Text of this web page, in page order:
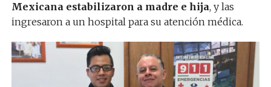
Mexicana estabilizaron a madre e hija, y las
ingresaron a un hospital para su atención médica.